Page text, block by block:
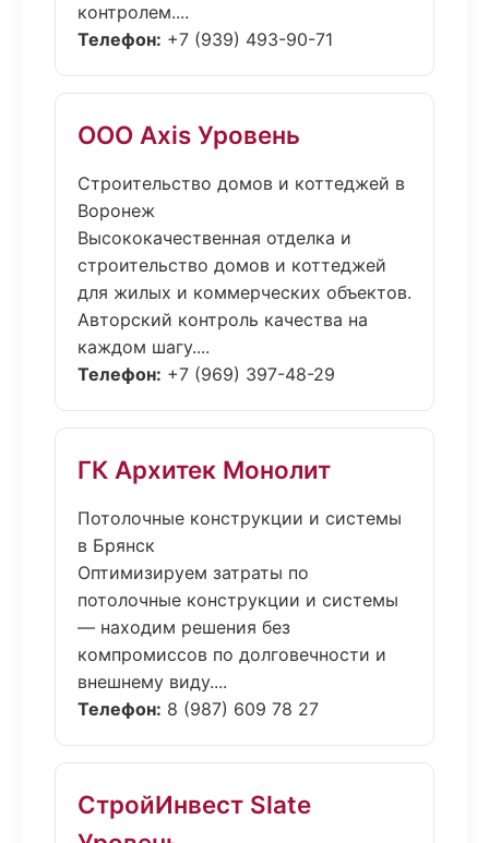
контролем....
Телефон: +7 (939) 493-90-71
ООО Axis Уровень
Строительство домов и коттеджей в
Воронеж
Высококачественная отделка и
строительство домов и коттеджей
для жилых и коммерческих объектов.
Авторский контроль качества на
каждом шагу....
Телефон: +7 (969) 397-48-29
ГК Архитек Монолит
Потолочные конструкции и системы
в Брянск
Оптимизируем затраты по
потолочные конструкции и системы
— находим решения без
компромиссов по долговечности и
внешнему виду....
Телефон: 8 (987) 609 78 27
СтройИнвест Slate